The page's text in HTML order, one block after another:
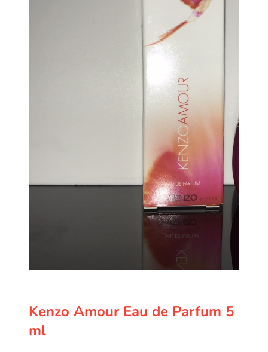
Kenzo Amour Eau de Parfum 5
ml